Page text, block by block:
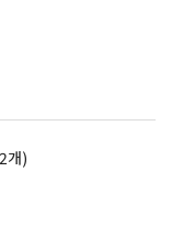
개)